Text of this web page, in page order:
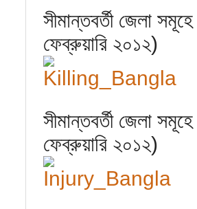
সীমান্তবর্তী জেলা
ফেব্রুয়ারি ২০১২)
সীমান্তবর্তী জেলা
ফেব্রুয়ারি ২০১২)